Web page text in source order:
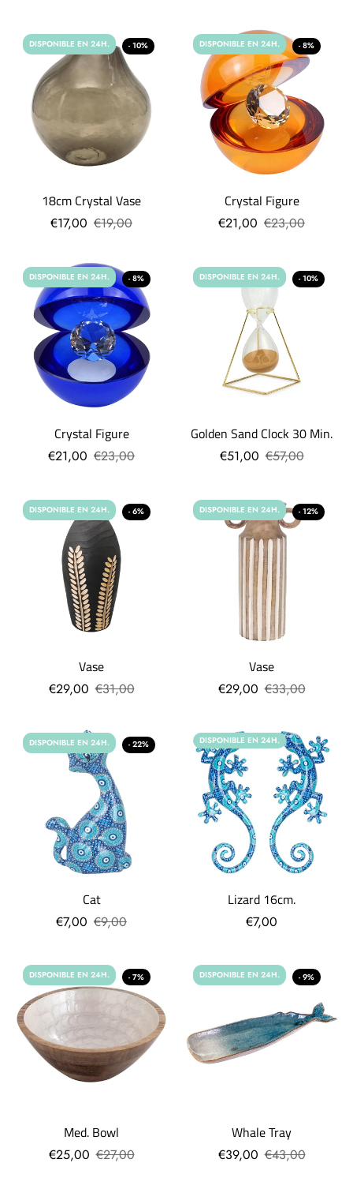
DISPONIBLE EN 24H. - 10%
18cm Crystal Vase
€17,00 €19,00
DISPONIBLE EN 24H. - 8%
Crystal Figure
€21,00 €23,00
DISPONIBLE EN 24H. - 8%
Crystal Figure
€21,00 €23,00
DISPONIBLE EN 24H. - 10%
Golden Sand Clock 30 Min.
€51,00 €57,00
DISPONIBLE EN 24H. - 6%
Vase
€29,00 €31,00
DISPONIBLE EN 24H. - 12%
Vase
€29,00 €33,00
DISPONIBLE EN 24H. - 22%
Cat
€7,00 €9,00
DISPONIBLE EN 24H.
Lizard 16cm.
€7,00
DISPONIBLE EN 24H. - 7%
Med. Bowl
€25,00 €27,00
DISPONIBLE EN 24H. - 9%
Whale Tray
€39,00 €43,00